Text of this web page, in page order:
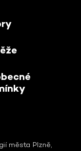
města Plzně,